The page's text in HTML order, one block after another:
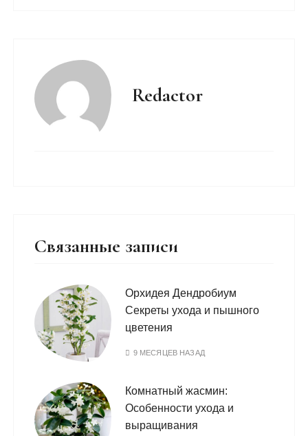
Redactor
Связанные записи
Орхидея Дендробиум
Секреты ухода и пышного
цветения
9 МЕСЯЦЕВ НАЗАД
Комнатный жасмин:
Особенности ухода и
выращивания